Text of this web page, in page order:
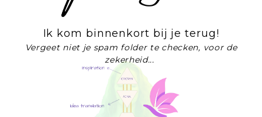
Ik kom binnenkort bij je terug!
Vergeet niet je spam folder te checken, voor de
zekerheid...